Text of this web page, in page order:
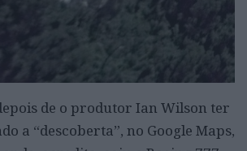
de o produtor Ian Wilson ter
a “descoberta”, no Google Maps,